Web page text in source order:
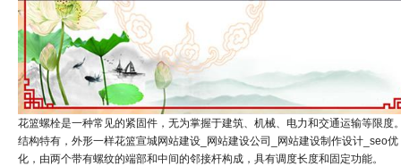
花篮螺栓是一种常见的紧固件，无为掌握于建筑、机械、电力和交通运输等限度
结构特有，外形一样花篮宣城网站建设_网站建设公司_网站建设制作设计_seo优
化，由两个带有螺纹的端部和中间的邻接杆构成，具有调度长度和固定功能。